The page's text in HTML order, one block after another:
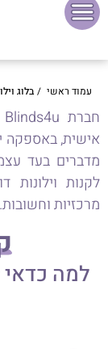
עמוד ראשי / בלוג
אישית, באספקה
מדברים בעד
מרכזיות וחשובות.
למה כדאי